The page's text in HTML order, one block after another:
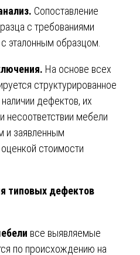
Сопоставление
с требованиями
эталонным образцом.
На основе всех
структурированное
дефектов, их
несоответствии мебели
и заявленным
стоимости
типовых дефектов
все выявляемые
по происхождению на